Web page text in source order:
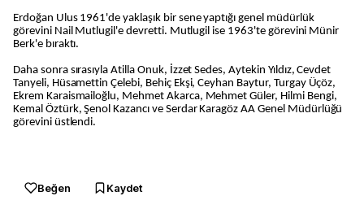
Erdoğan Ulus 1961'de yaklaşık bir sene yaptığı genel müdürlük
görevini Nail Mutlugil'e devretti. Mutlugil ise 1963'te görevini Münir
Berk'e bıraktı.
Daha sonra sırasıyla Atilla Onuk, İzzet Sedes, Aytekin Yıldız, Cevdet
Tanyeli, Hüsamettin Çelebi, Behiç Ekşi, Ceyhan Baytur, Turgay Üçöz,
Ekrem Karaismailoğlu, Mehmet Akarca, Mehmet Güler, Hilmi Bengi,
Kemal Öztürk, Şenol Kazancı ve Serdar Karagöz AA Genel Müdürlüğü
görevini üstlendi.
Beğen Kaydet